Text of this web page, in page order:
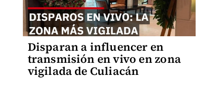
Disparan a influencer en
transmisión en vivo en zona
vigilada de Culiacán